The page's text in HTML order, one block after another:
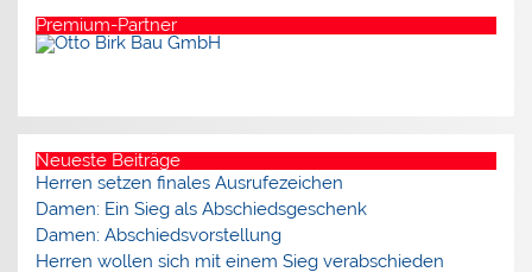
Premium-Partner
Neueste Beiträge
Herren setzen finales Ausrufezeichen
Damen: Ein Sieg als Abschiedsgeschenk
Damen: Abschiedsvorstellung
Herren wollen sich mit einem Sieg verabschieden